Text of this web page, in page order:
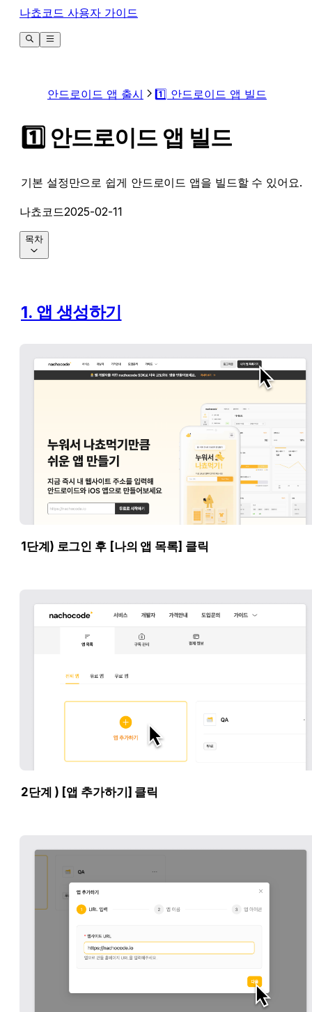
나쵸코드 사용자 가이드
안드로이드 앱 출시 1️⃣ 안드로이드 앱 빌드
1️⃣ 안드로이드 앱 빌드
기본 설정만으로 쉽게 안드로이드 앱을 빌드할 수 있어요.
나쵸코드2025-02-11
1. 앱 생성하기
1단계) 로그인 후 [나의 앱 목록] 클릭
2단계 ) [앱 추가하기] 클릭
목차